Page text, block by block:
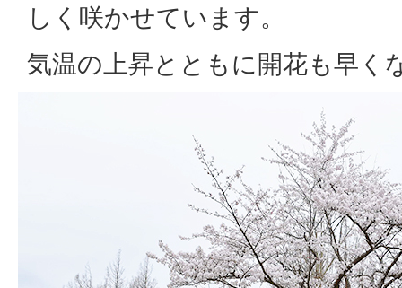
しく咲かせています。
気温の上昇とともに開花も早く